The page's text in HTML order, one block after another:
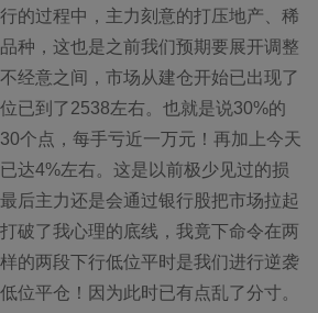
的过程中，主力刻意的打压地产、稀
种，这也是之前我们预期要展开调整
经意之间，市场从建仓开始已出现了
已到了2538左右。也就是说30%的
个点，每手亏近一万元！再加上今天
达4%左右。这是以前极少见过的损
后主力还是会通过银行股把市场拉起
破了我心理的底线，我竟下命令在两
的两段下行低位平时是我们进行逆袭
位平仓！因为此时已有点乱了分寸。
细审阅相关金融产品的合同文件等以了解其
投资顾问的建议。您应确保有关投资产品适
放弃